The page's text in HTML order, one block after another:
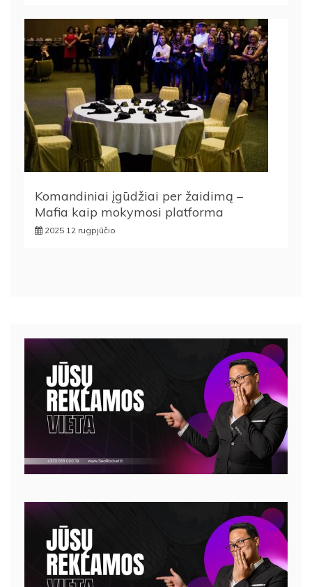
Komandiniai įgūdžiai per žaidimą –
Mafia kaip mokymosi platforma
2025 12 rugpjūčio